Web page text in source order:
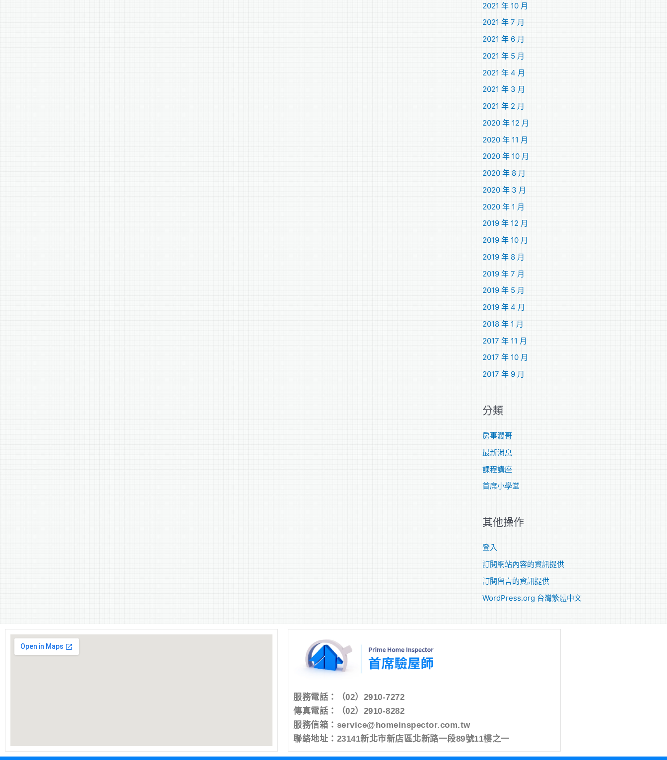
2021 年 10 月
2021 年 7 月
2021 年 6 月
2021 年 5 月
2021 年 4 月
2021 年 3 月
2021 年 2 月
2020 年 12 月
2020 年 11 月
2020 年 10 月
2020 年 8 月
2020 年 3 月
2020 年 1 月
2019 年 12 月
2019 年 10 月
2019 年 8 月
2019 年 7 月
2019 年 5 月
2019 年 4 月
2018 年 1 月
2017 年 11 月
2017 年 10 月
2017 年 9 月
分類
房事濶哥
最新消息
課程講座
首席小學堂
其他操作
登入
訂閱網站內容的資訊提供
訂閱留言的資訊提供
WordPress.org 台灣繁體中文
服務電話：
（02）2910-7272
傳真電話：（02）2910-8282
服務信箱： service@homeinspector.com.tw
聯絡地址：23141新北市新店區北新路一段89號11樓之一